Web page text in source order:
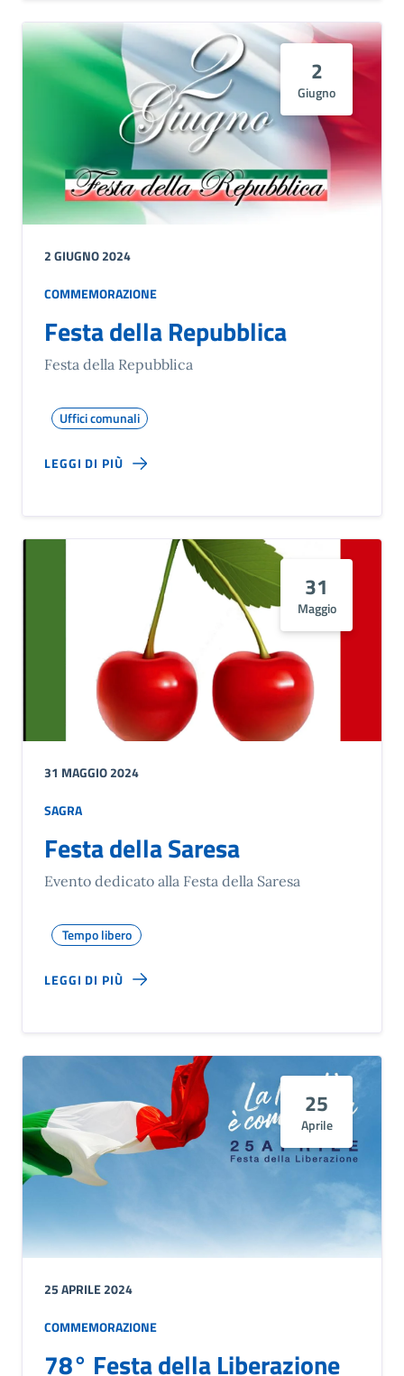
2
Giugno
2 GIUGNO 2024
COMMEMORAZIONE
Festa della Repubblica
Festa della Repubblica
Uffici comunali
LEGGI DI PIÙ
31
Maggio
31 MAGGIO 2024
SAGRA
Festa della Saresa
Evento dedicato alla Festa della Saresa
Tempo libero
LEGGI DI PIÙ
25
Aprile
25 APRILE 2024
COMMEMORAZIONE
78° Festa della Liberazione